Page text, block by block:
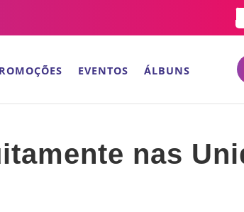
EVENTOS ÁLBUNS
nas